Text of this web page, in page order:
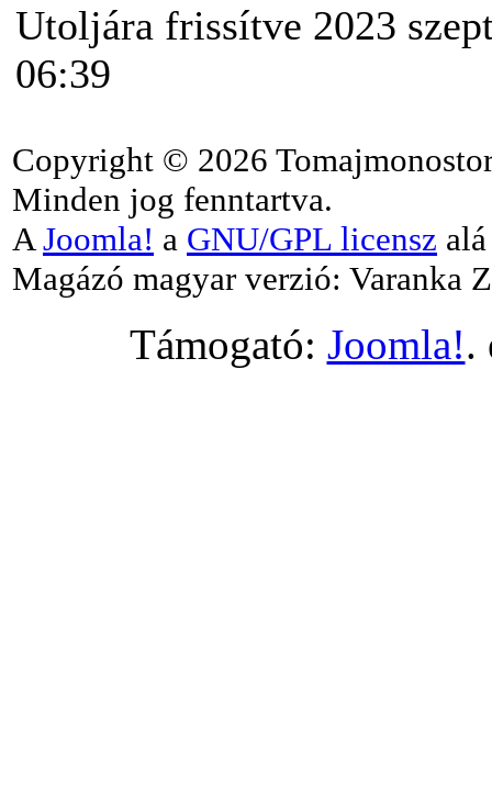
Utoljára frissítve 2023
06:39
Copyright © 2026
Minden jog fenntartva.
A Joomla! a GNU/GPL licensz
Magázó magyar verzió: Varanka
Támogató: Joomla!.